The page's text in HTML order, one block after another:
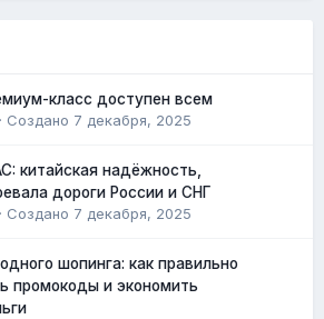
класс доступен всем
· Создано 7 декабря, 2025
китайская надёжность,
дороги России и СНГ
· Создано 7 декабря, 2025
шопинга: как правильно
промокоды и экономить